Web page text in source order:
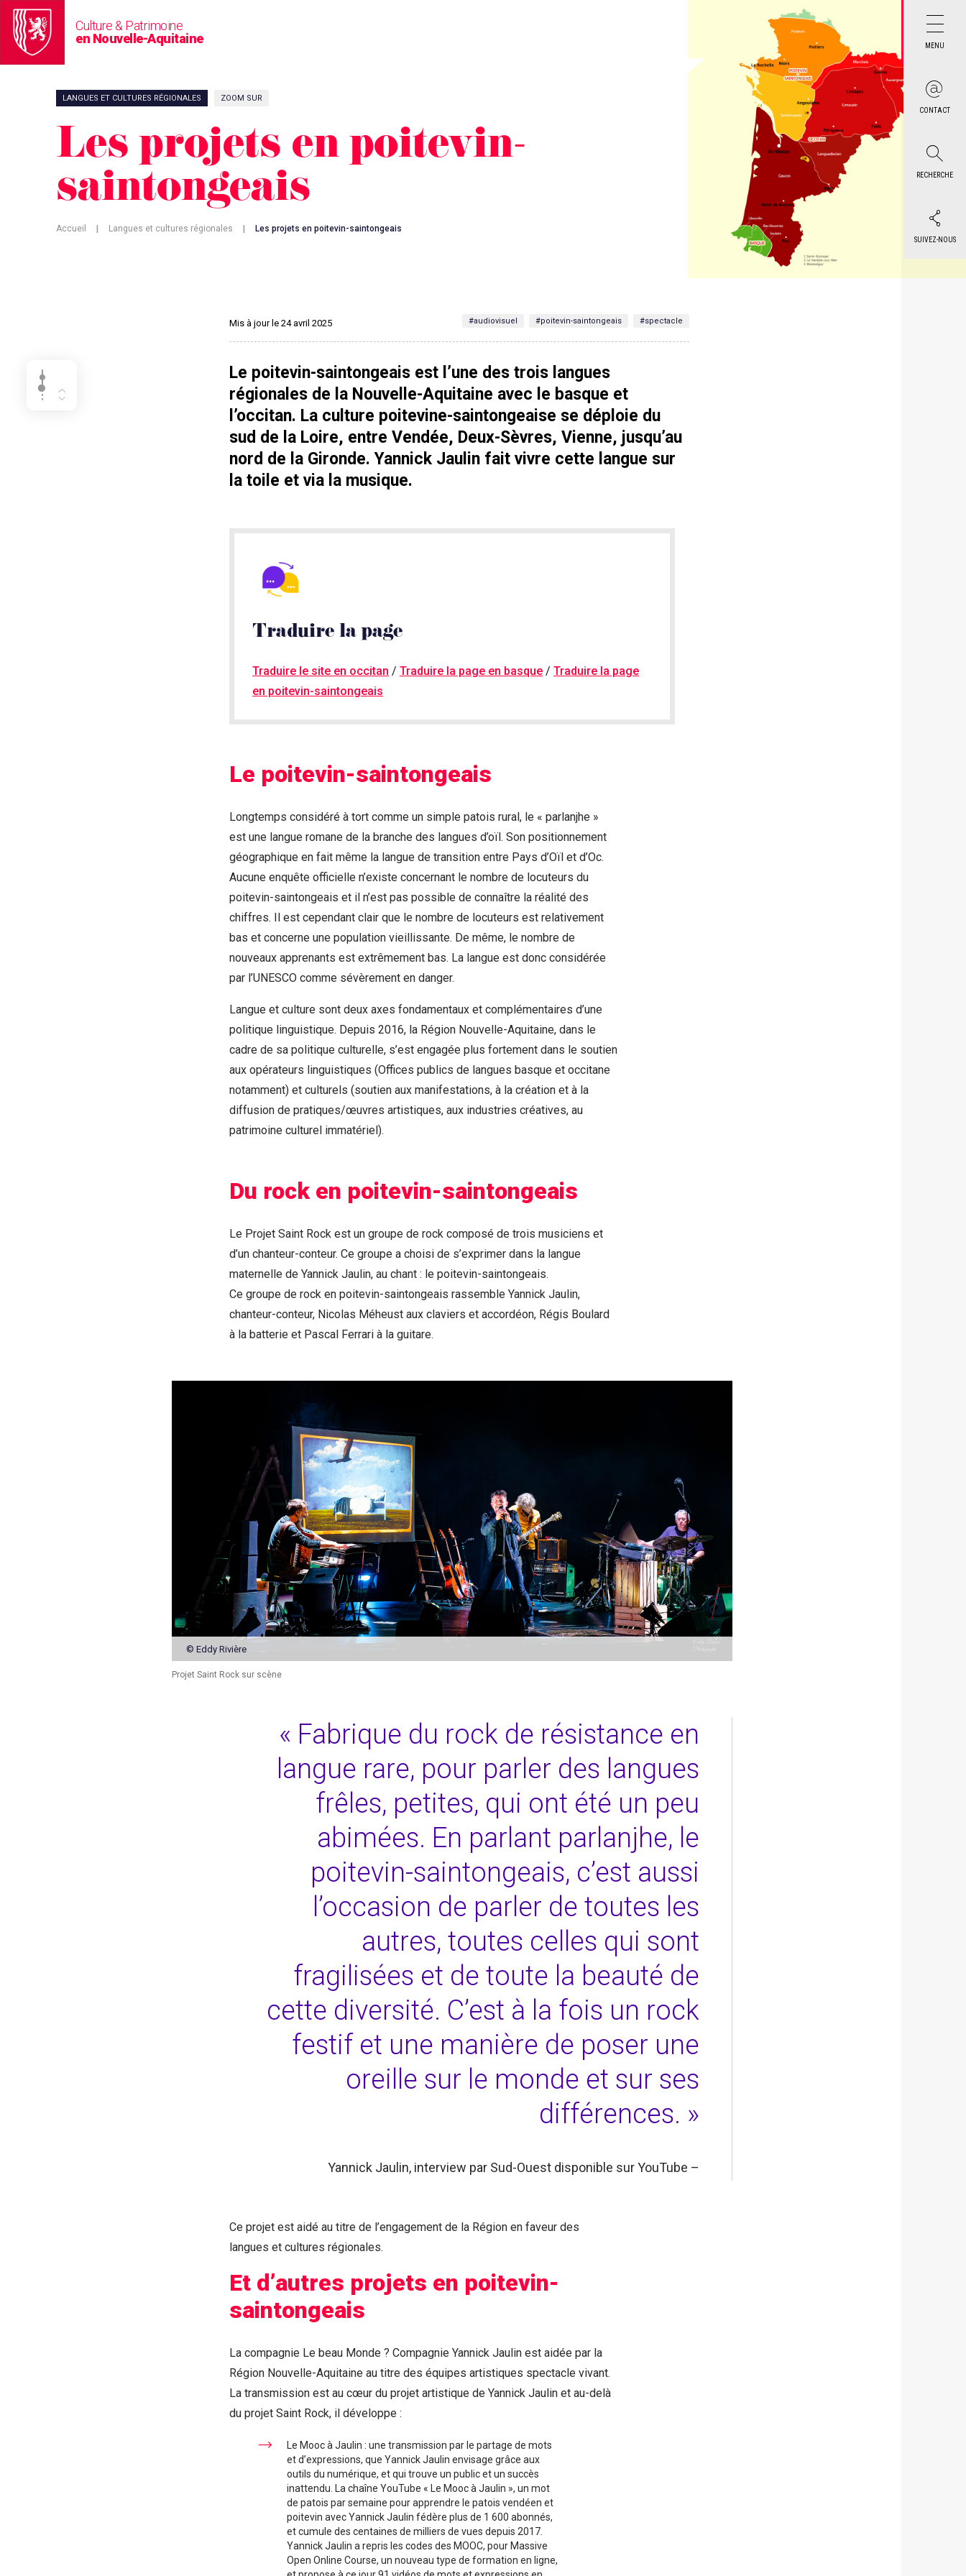
Culture & Patrimoine
en Nouvelle-Aquitaine
MENU
CONTACT
RECHERCHE
SUIVEZ-NOUS
LANGUES ET CULTURES RÉGIONALES ZOOM SUR
Les projets en poitevin-
saintongeais
Accueil Langues et cultures régionales Les projets en poitevin-saintongeais
Mis à jour le 24 avril 2025 #audiovisuel #poitevin-saintongeais #spectacle
Le poitevin-saintongeais est l’une des trois langues
régionales de la Nouvelle-Aquitaine avec le basque et
l’occitan. La culture poitevine-saintongeaise se déploie du
sud de la Loire, entre Vendée, Deux-Sèvres, Vienne, jusqu’au
nord de la Gironde. Yannick Jaulin fait vivre cette langue sur
la toile et via la musique.
Traduire la page
Traduire le site en occitan / Traduire la page en basque / Traduire la page
en poitevin-saintongeais
Le poitevin-saintongeais
Longtemps considéré à tort comme un simple patois rural, le « parlanjhe »
est une langue romane de la branche des langues d’oïl. Son positionnement
géographique en fait même la langue de transition entre Pays d’Oïl et d’Oc.
Aucune enquête officielle n’existe concernant le nombre de locuteurs du
poitevin-saintongeais et il n’est pas possible de connaître la réalité des
chiffres. Il est cependant clair que le nombre de locuteurs est relativement
bas et concerne une population vieillissante. De même, le nombre de
nouveaux apprenants est extrêmement bas. La langue est donc considérée
par l’UNESCO comme sévèrement en danger.
Langue et culture sont deux axes fondamentaux et complémentaires d’une
politique linguistique. Depuis 2016, la Région Nouvelle-Aquitaine, dans le
cadre de sa politique culturelle, s’est engagée plus fortement dans le soutien
aux opérateurs linguistiques (Offices publics de langues basque et occitane
notamment) et culturels (soutien aux manifestations, à la création et à la
diffusion de pratiques/œuvres artistiques, aux industries créatives, au
patrimoine culturel immatériel).
Du rock en poitevin-saintongeais
Le Projet Saint Rock est un groupe de rock composé de trois musiciens et
d’un chanteur-conteur. Ce groupe a choisi de s’exprimer dans la langue
maternelle de Yannick Jaulin, au chant : le poitevin-saintongeais.
Ce groupe de rock en poitevin-saintongeais rassemble Yannick Jaulin,
chanteur-conteur, Nicolas Méheust aux claviers et accordéon, Régis Boulard
à la batterie et Pascal Ferrari à la guitare.
© Eddy Rivière
Projet Saint Rock sur scène
« Fabrique du rock de résistance en
langue rare, pour parler des langues
frêles, petites, qui ont été un peu
abimées. En parlant parlanjhe, le
poitevin-saintongeais, c’est aussi
l’occasion de parler de toutes les
autres, toutes celles qui sont
fragilisées et de toute la beauté de
cette diversité. C’est à la fois un rock
festif et une manière de poser une
oreille sur le monde et sur ses
différences. »
Yannick Jaulin, interview par Sud-Ouest disponible sur YouTube –
Ce projet est aidé au titre de l’engagement de la Région en faveur des
langues et cultures régionales.
Et d’autres projets en poitevin-
saintongeais
La compagnie Le beau Monde ? Compagnie Yannick Jaulin est aidée par la
Région Nouvelle-Aquitaine au titre des équipes artistiques spectacle vivant.
La transmission est au cœur du projet artistique de Yannick Jaulin et au-delà
du projet Saint Rock, il développe :
Le Mooc à Jaulin : une transmission par le partage de mots
et d’expressions, que Yannick Jaulin envisage grâce aux
outils du numérique, et qui trouve un public et un succès
inattendu. La chaîne YouTube « Le Mooc à Jaulin », un mot
de patois par semaine pour apprendre le patois vendéen et
poitevin avec Yannick Jaulin fédère plus de 1 600 abonnés,
et cumule des centaines de milliers de vues depuis 2017.
Yannick Jaulin a repris les codes des MOOC, pour Massive
Open Online Course, un nouveau type de formation en ligne,